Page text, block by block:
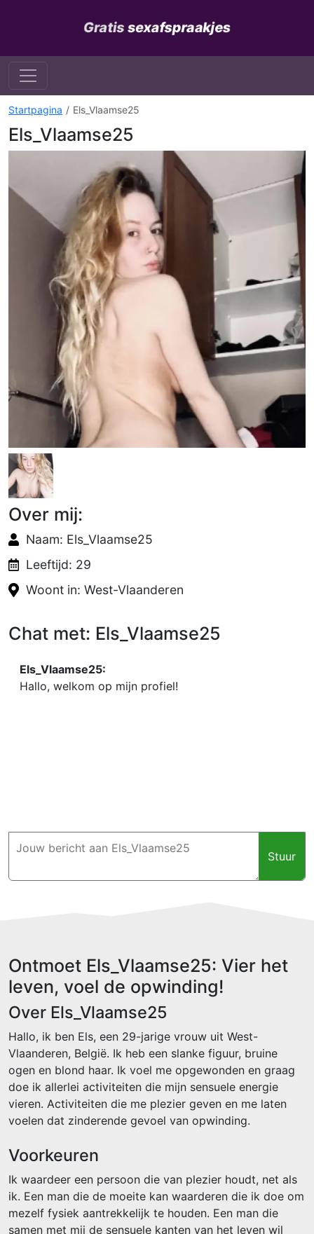
Startpagina Els_Vlaamse25
Els_Vlaamse25
Over mij:
Naam: Els_Vlaamse25
Leeftijd: 29
Woont in: West-Vlaanderen
Chat met: Els_Vlaamse25
Els_Vlaamse25:
Hallo, welkom op mijn profiel!
Stuur
Ontmoet Els_Vlaamse25: Vier het
leven, voel de opwinding!
Over Els_Vlaamse25
Hallo, ik ben Els, een 29-jarige vrouw uit West-
Vlaanderen, België. Ik heb een slanke figuur, bruine
ogen en blond haar. Ik voel me opgewonden en graag
doe ik allerlei activiteiten die mijn sensuele energie
vieren. Activiteiten die me plezier geven en me laten
voelen dat zinderende gevoel van opwinding.
Voorkeuren
Ik waardeer een persoon die van plezier houdt, net als
ik. Een man die de moeite kan waarderen die ik doe om
mezelf fysiek aantrekkelijk te houden. Een man die
samen met mij de sensuele kanten van het leven wil